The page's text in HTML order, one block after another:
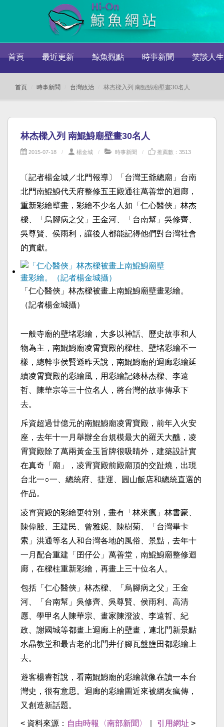
首頁 最近更新 鯨魚觀點 時事新聞 笑談人生
首頁 時事新聞 台灣政治 林杰樑入列 南鯤鯓廟壁畫30名人
林杰樑入列 南鯤鯓廟壁畫30名人
2015-07-18 楊金城 時事新聞 推薦數：3513
〔記者楊金城／北門報導〕「台灣王爺總廟」台南
北門南鯤鯓代天府整修五王殿通往萬善堂的迴廊，
重新彩繪壁畫，彩繪不少名人如「仁心醫俠」林杰
樑、「烏腳病之父」王金河、「台南幫」吳修齊、
吳尊賢、侯雨利，讓後人都能記得他們對台灣社會
的貢獻。
「仁心醫俠」林杰樑被畫上南鯤鯓廟壁畫彩繪。
（記者楊金城攝）
一般寺廟的壁堵彩繪，大多以神話、歷史故事和人
物為主，南鯤鯓廟凌霄寶殿的樑柱、壁堵彩繪不一
樣，總幹事侯賢遜昨天說，南鯤鯓廟的迴廊彩繪延
續凌霄寶殿的彩繪風，用彩繪記錄林杰樑、李遠
哲、陳華宗等三十位名人，將台灣的故事傳承下
去。
斥資超過廿億元的南鯤鯓廟凌霄寶殿，前年入火安
座，去年十一月舉辦全台規模最大的羅天大醮，凌
霄寶殿除了萬兩黃金玉旨牌很吸睛外，建築設計實
在真奇「廟」，凌霄寶殿前殿廟頂的交趾燒，出現
台北一○一、總統府、捷運、圓山飯店和總統直選的
作品。
凌霄寶殿的彩繪更特別，畫有「林來瘋」林書豪、
陳偉殷、王建民、曾雅妮、陳樹菊、「台灣畢卡
索」洪通等名人和台灣各地的風俗、景點，去年十
一月配合重建「囝仔公」萬善堂，南鯤鯓廟整修迴
廊，在樑柱重新彩繪，再畫上三十位名人。
包括「仁心醫俠」林杰樑、「烏腳病之父」王金
河、「台南幫」吳修齊、吳尊賢、侯雨利、高清
愿、學甲名人陳華宗、畫家陳澄波、李遠哲、紀
政、謝國城等都畫上迴廊上的壁畫，連北門新景點
水晶教堂和最古老的北門井仔腳瓦盤鹽田都彩繪上
去。
遊客楊睿哲說，看南鯤鯓廟的彩繪就像在讀一本台
灣史，很有意思。迴廊的彩繪圖近來被網友瘋傳，
又創造新話題。
< 資料來源： 自由時報〈南部新聞〉 引用網址 >